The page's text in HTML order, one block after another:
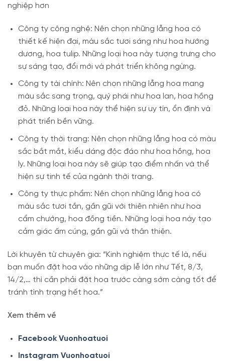
nghiệp hơn
Công ty công nghệ: Nên chọn những lẵng hoa có
thiết kế hiện đại, màu sắc tươi sáng như hoa hướng
dương, hoa tulip. Những loại hoa này tượng trưng cho
sự sáng tạo, đổi mới và phát triển không ngừng.
Công ty tài chính: Nên chọn những lẵng hoa mang
màu sắc sang trọng, quý phái như hoa lan, hoa hồng
đỏ. Những loại hoa này thể hiện sự uy tín, ổn định và
phát triển bền vững.
Công ty thời trang: Nên chọn những lẵng hoa có màu
sắc bắt mắt, kiểu dáng độc đáo như hoa hồng, hoa
ly. Những loại hoa này sẽ giúp tạo điểm nhấn và thể
hiện sự tinh tế của ngành thời trang.
Công ty thực phẩm: Nên chọn những lẵng hoa có
màu sắc tươi tắn, gần gũi với thiên nhiên như hoa
cẩm chướng, hoa đồng tiền. Những loại hoa này tạo
cảm giác ấm cúng, gần gũi và thân thiện.
Lời khuyên từ chuyên gia: “Kinh nghiệm thực tế là, nếu
bạn muốn đặt hoa vào những dịp lễ lớn như Tết, 8/3,
14/2,… thì cần phải đặt hoa trước càng sớm càng tốt để
tránh tình trạng hết hoa.”
Xem thêm về
Facebook Vuonhoatuoi
Instagram Vuonhoatuoi